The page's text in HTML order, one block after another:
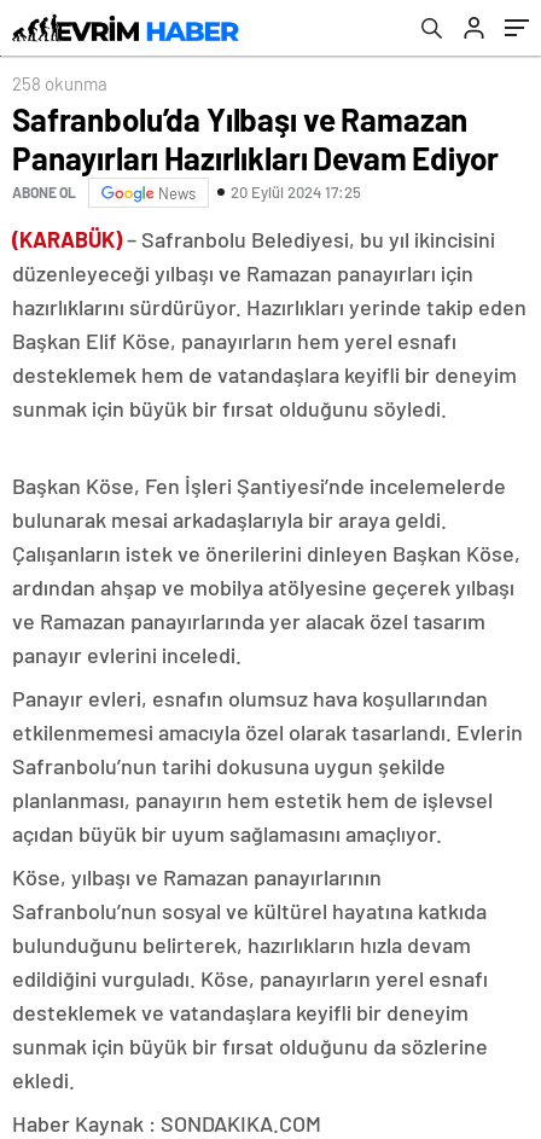
258 okunma
Safranbolu’da Yılbaşı ve Ramazan
Panayırları Hazırlıkları Devam Ediyor
ABONE OL News 20 Eylül 2024 17:25
(KARABÜK)– Safranbolu Belediyesi, bu yıl ikincisini
düzenleyeceği yılbaşı ve Ramazan panayırları için
hazırlıklarını sürdürüyor. Hazırlıkları yerinde takip eden
Başkan Elif Köse, panayırların hem yerel esnafı
desteklemek hem de vatandaşlara keyifli bir deneyim
sunmak için büyük bir fırsat olduğunu söyledi.
Başkan Köse, Fen İşleri Şantiyesi’nde incelemelerde
bulunarak mesai arkadaşlarıyla bir araya geldi.
Çalışanların istek ve önerilerini dinleyen Başkan Köse,
ardından ahşap ve mobilya atölyesine geçerek yılbaşı
ve Ramazan panayırlarında yer alacak özel tasarım
panayır evlerini inceledi.
Panayır evleri, esnafın olumsuz hava koşullarından
etkilenmemesi amacıyla özel olarak tasarlandı. Evlerin
Safranbolu’nun tarihi dokusuna uygun şekilde
planlanması, panayırın hem estetik hem de işlevsel
açıdan büyük bir uyum sağlamasını amaçlıyor.
Köse, yılbaşı ve Ramazan panayırlarının
Safranbolu’nun sosyal ve kültürel hayatına katkıda
bulunduğunu belirterek, hazırlıkların hızla devam
edildiğini vurguladı. Köse, panayırların yerel esnafı
desteklemek ve vatandaşlara keyifli bir deneyim
sunmak için büyük bir fırsat olduğunu da sözlerine
ekledi.
Haber Kaynak : SONDAKIKA.COM